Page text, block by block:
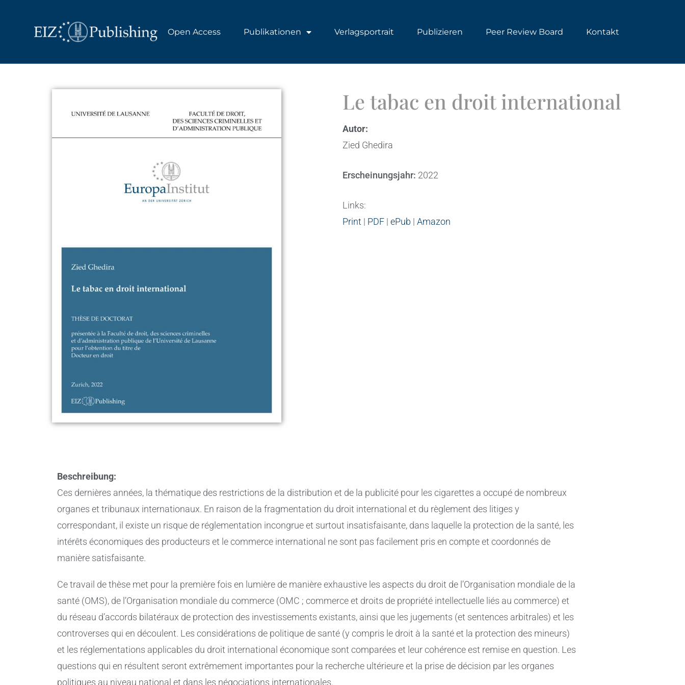
Open Access Publikationen Verlagsportrait Publizieren Peer Review Board Kontakt
Le tabac en droit international
Autor:
Zied Ghedira
Erscheinungsjahr: 2022
Links:
Print | PDF | ePub | Amazon
Beschreibung:
Ces dernières années, la thématique des restrictions de la distribution et de la publicité pour les cigarettes a occupé de nombreux
organes et tribunaux internationaux. En raison de la fragmentation du droit international et du règlement des litiges y
correspondant, il existe un risque de réglementation incongrue et surtout insatisfaisante, dans laquelle la protection de la santé, les
intérêts économiques des producteurs et le commerce international ne sont pas facilement pris en compte et coordonnés de
manière satisfaisante.
Ce travail de thèse met pour la première fois en lumière de manière exhaustive les aspects du droit de l’Organisation mondiale de la
santé (OMS), de l’Organisation mondiale du commerce (OMC ; commerce et droits de propriété intellectuelle liés au commerce) et
du réseau d’accords bilatéraux de protection des investissements existants, ainsi que les jugements (et sentences arbitrales) et les
controverses qui en découlent. Les considérations de politique de santé (y compris le droit à la santé et la protection des mineurs)
et les réglementations applicables du droit international économique sont comparées et leur cohérence est remise en question. Les
questions qui en résultent seront extrêmement importantes pour la recherche ultérieure et la prise de décision par les organes
politiques au niveau national et dans les négociations internationales.